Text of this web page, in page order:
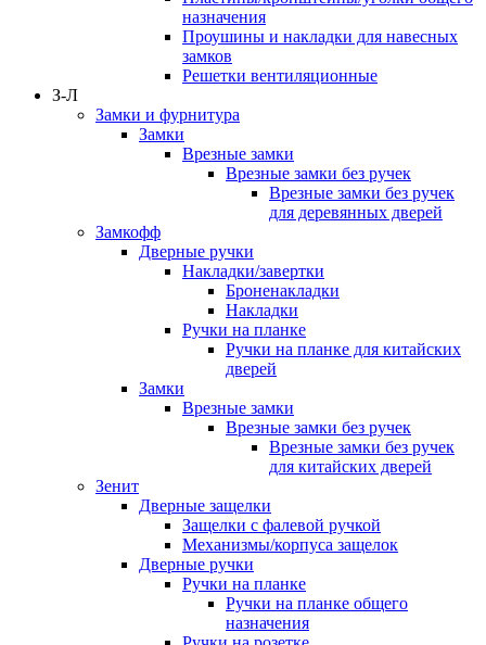
назначения
Проушины и накладки для навесных
замков
Решетки вентиляционные
З-Л
Замки и фурнитура
Замки
Врезные замки
Врезные замки без ручек
Врезные замки без ручек
для деревянных дверей
Замкофф
Дверные ручки
Накладки/завертки
Броненакладки
Накладки
Ручки на планке
Ручки на планке для китайских
дверей
Замки
Врезные замки
Врезные замки без ручек
Врезные замки без ручек
для китайских дверей
Зенит
Дверные защелки
Защелки с фалевой ручкой
Механизмы/корпуса защелок
Дверные ручки
Ручки на планке
Ручки на планке общего
назначения